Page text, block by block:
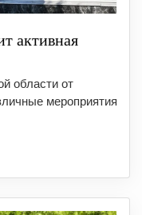
активная
области от
мероприятия